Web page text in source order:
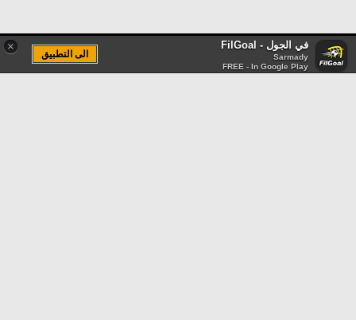
× في الجول - FilGoal
Sarmady
FREE - In Google Play
الى التطبيق